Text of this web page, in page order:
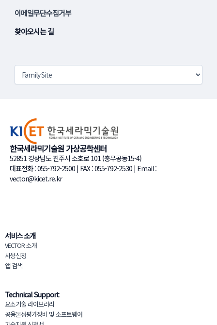
이메일무단수집거부
찾아오시는 길
한국세라믹기술원 가상공학센터
52851 경상남도 진주시 소호로 101 (충무공동15-4)
대표전화 : 055-792-2500 | FAX : 055-792-2530 | Email :
vector@kicet.re.kr
서비스 소개
VECTOR 소개
사용신청
앱 검색
Technical Support
요소기술 라이브러리
공용물성평가장비 및 소프트웨어